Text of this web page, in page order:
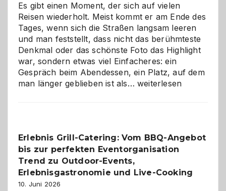
Es gibt einen Moment, der sich auf vielen
Reisen wiederholt. Meist kommt er am Ende des
Tages, wenn sich die Straßen langsam leeren
und man feststellt, dass nicht das berühmteste
Denkmal oder das schönste Foto das Highlight
war, sondern etwas viel Einfacheres: ein
Gespräch beim Abendessen, ein Platz, auf dem
man länger geblieben ist als… Als
Gelegenheit,
neue
zu
weiterlesen
Erlebnis Grill-Catering: Vom BBQ-Angebot
bis zur perfekten Eventorganisation
Trend zu Outdoor-Events,
Erlebnisgastronomie und Live-Cooking
10. Juni 2026